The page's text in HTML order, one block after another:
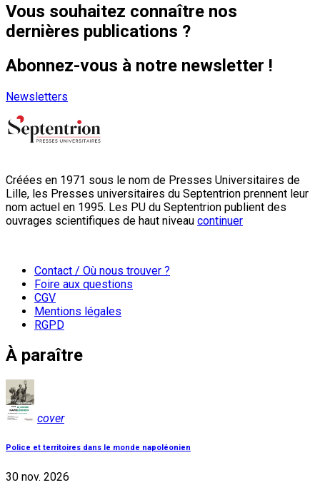
Vous souhaitez connaître nos
dernières publications ?
Abonnez-vous à notre newsletter !
Newsletters
Créées en 1971 sous le nom de Presses Universitaires de
Lille, les Presses universitaires du Septentrion prennent leur
nom actuel en 1995. Les PU du Septentrion publient des
ouvrages scientifiques de haut niveau continuer
Contact / Où nous trouver ?
Foire aux questions
CGV
Mentions légales
RGPD
À paraître
cover
Police et territoires dans le monde napoléonien
30 nov. 2026